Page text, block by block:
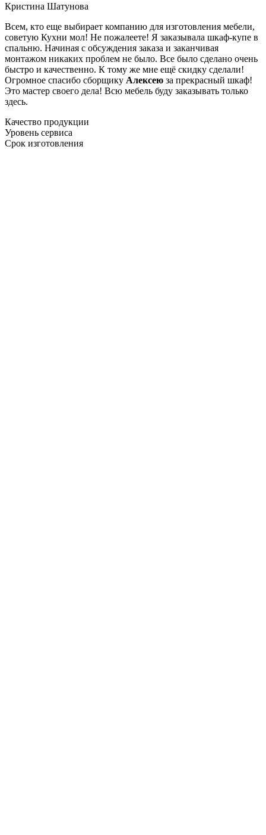
Кристина Шатунова
Всем, кто еще выбирает компанию для изготовления мебели,
советую Кухни мол! Не пожалеете! Я заказывала шкаф-купе в
спальню. Начиная с обсуждения заказа и заканчивая
монтажом никаких проблем не было. Все было сделано очень
быстро и качественно. К тому же мне ещё скидку сделали!
Огромное спасибо сборщику Алексею за прекрасный шкаф!
Это мастер своего дела! Всю мебель буду заказывать только
здесь.
Качество продукции
Уровень сервиса
Срок изготовления